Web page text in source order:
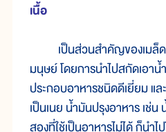
เนื้อ
เป็นส่วนสำคัญของเมล็ด
มนุษย์ โดยการนำไปสกัดเอาน้
ประกอบอาหารชนิดดีเยี่ยม แ
เป็นเนย น้ำมันปรุงอาหาร เช่
สองที่ใช้เป็นอาหารไม่ได้ ก็นำ